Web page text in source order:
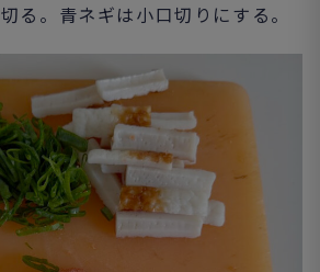
る。青ネギは小口切りにする。